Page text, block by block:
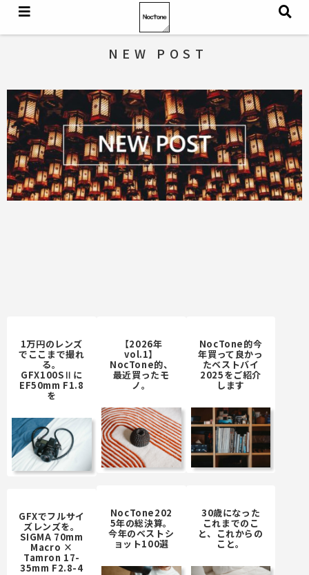
NEW POST
1万円のレンズ
でここまで撮れ
る。
GFX100SⅡに
EF50mm F1.8
を
【2026年
vol.1】
NocTone的、
最近買ったモ
ノ。
NocTone的今
年買って良かっ
たベストバイ
2025をご紹介
します
NocTone202
5年の総決算。
今年のベストシ
ョット100選
30歳になった
これまでのこ
と、これからの
こと。
GFXでフルサイ
ズレンズを。
SIGMA 70mm
Macro ×
Tamron 17-
35mm F2.8-4